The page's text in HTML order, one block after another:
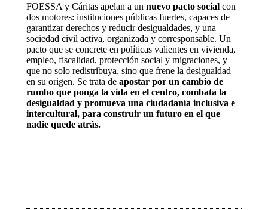
FOESSA y Cáritas apelan a un nuevo pacto social con
dos motores: instituciones públicas fuertes, capaces de
garantizar derechos y reducir desigualdades, y una
sociedad civil activa, organizada y corresponsable. Un
pacto que se concrete en políticas valientes en vivienda,
empleo, fiscalidad, protección social y migraciones, y
que no solo redistribuya, sino que frene la desigualdad
en su origen. Se trata de apostar por un cambio de
rumbo que ponga la vida en el centro, combata la
desigualdad y promueva una ciudadanía inclusiva e
intercultural, para construir un futuro en el que
nadie quede atrás.